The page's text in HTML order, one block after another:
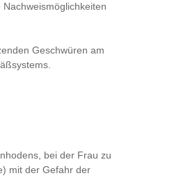
Geschwüren am
bei der Frau zu
mit der Gefahr der